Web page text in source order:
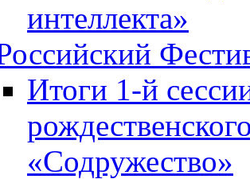
интеллекта»
Итоги 1-й
«Содружество»